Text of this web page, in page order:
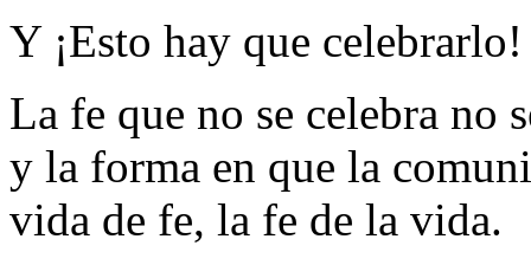
Y ¡Esto hay que celebrarlo!
La fe que no se celebra no
y la forma en que la
vida de fe, la fe de la vida.